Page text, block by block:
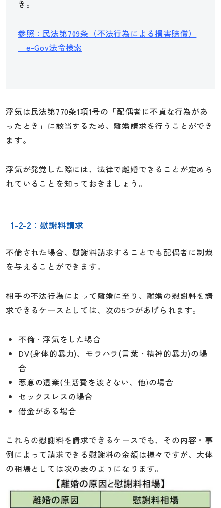
き。
参照：民法第709条（不法行為による損害賠償）
｜e-Gov法令検索
浮気は民法第770条1項1号の「配偶者に不貞な行為があ
ったとき」に該当するため、離婚請求を行うことができ
ます。
浮気が発覚した際には、法律で離婚できることが定めら
れていることを知っておきましょう。
1-2-2：慰謝料請求
不倫された場合、慰謝料請求することでも配偶者に制裁
を与えることができます。
相手の不法行為によって離婚に至り、離婚の慰謝料を請
求できるケースとしては、次の5つがあげられます。
不倫・浮気をした場合
DV(身体的暴力)、モラハラ(言葉・精神的暴力)の場
合
悪意の遺棄(生活費を渡さない、他)の場合
セックスレスの場合
借金がある場合
これらの慰謝料を請求できるケースでも、その内容・事
例によって請求できる慰謝料の金額は様々ですが、大体
の相場としては次の表のようになります。